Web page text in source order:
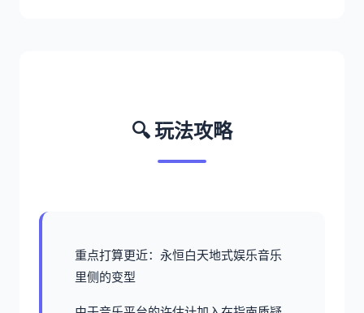
🔍 玩法攻略
重点打算更近：永恒白天地式娱乐音乐
里侧的变型